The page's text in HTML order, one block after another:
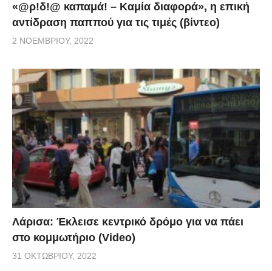
«@ρ!δ!@ καπαμά! – Καμία διαφορά», η επική
αντίδραση παππού για τις τιμές (βίντεο)
2 ΝΟΕΜΒΡΊΟΥ, 2022
Λάρισα: Έκλεισε κεντρικό δρόμο για να πάει
στο κομμωτήριο (Video)
31 ΟΚΤΩΒΡΊΟΥ, 2022